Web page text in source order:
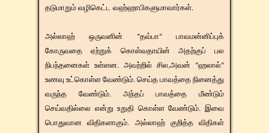
தடுமாறும் வழிகெட்ட வஹ்ஹாபிகளுமாவார்கள்.
அல்லாஹ் ஒருவனின் “தவ்பா” பாவமன்னிப்புக்
கோருவதை ஏற்றுக் கொள்வதாயின் அதற்குப் பல
நிபந்தனைகள் உள்ளன. அவற்றில் சில,அவன் “ஹலால்”
உணவு உட்கொள்ள வேண்டும். செய்த பாவத்தை நினைத்து
வருந்த வேண்டும். அந்தப் பாவத்தை மீண்டும்
செய்வதில்லை என்று உறுதி கொள்ள வேண்டும். இவை
பொதுவான விதிகளாகும். அல்லாஹ் குறித்த விதிகள்